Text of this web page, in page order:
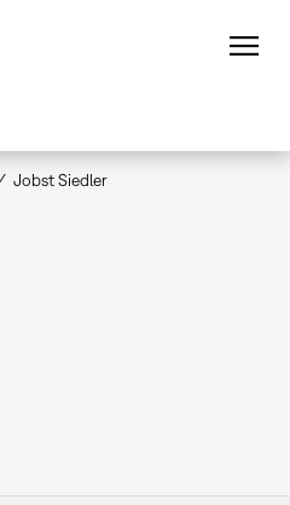
Jobst Siedler